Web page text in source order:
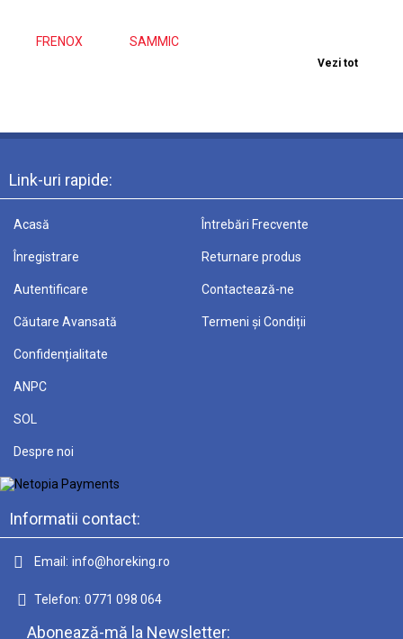
FRENOX SAMMIC
Vezi tot
Link-uri rapide:
Acasă
Înregistrare
Autentificare
Căutare Avansată
Întrebări Frecvente
Returnare produs
Contactează-ne
Termeni și Condiții
Confidențialitate
ANPC
SOL
Despre noi
Informatii contact:
Email: info@horeking.ro
Telefon: 0771 098 064
Abonează-mă la Newsletter: